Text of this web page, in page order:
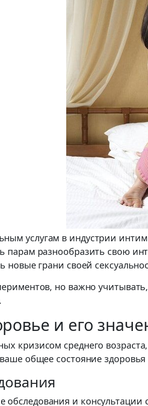
услугам в индустрии
парам разнообразить свою
новые грани своей
но важно
и его
кризисом среднего
общее состояние
обследования и